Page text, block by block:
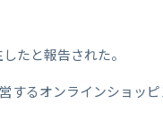
たと報告された。
するオンラインショッピ